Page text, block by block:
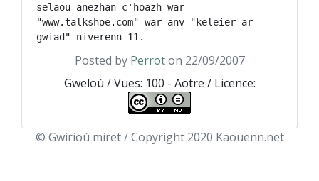
selaou anezhan c'hoazh war
"www.talkshoe.com" war anv "keleier ar
Posted by Perroton 22/09/2007
Gweloù / Vues: 100 - Aotre / Licence:
© Gwirioù miret / Copyright 2020 Kaouenn.net